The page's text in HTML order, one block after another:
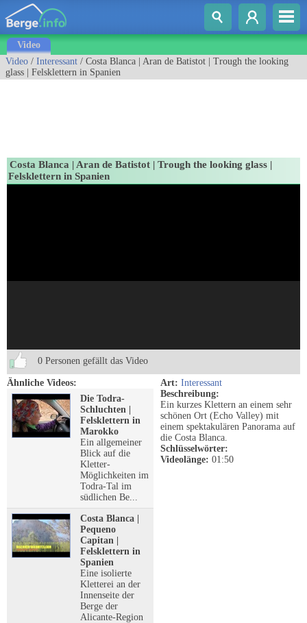
Video
Video / Interessant / Costa Blanca | Aran de Batistot | Trough the looking
glass | Felsklettern in Spanien
Costa Blanca | Aran de Batistot | Trough the looking glass |
Felsklettern in Spanien
0 Personen gefällt das Video
Ähnliche Videos:
Die Todra-
Schluchten |
Felsklettern in
Marokko
Ein allgemeiner
Blick auf die
Kletter-
Möglichkeiten im
Todra-Tal im
südlichen Be...
Costa Blanca |
Pequeno
Capitan |
Felsklettern in
Spanien
Eine isolierte
Kletterei an der
Innenseite der
Berge der
Alicante-Region
Art: Interessant
Beschreibung:
Ein kurzes Klettern an einem sehr
schönen Ort (Echo Valley) mit
einem spektakulären Panorama auf
die Costa Blanca.
Schlüsselwörter:
Videolänge: 01:50